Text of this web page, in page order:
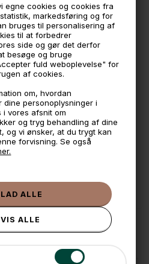
egne cookies og cookies fra
markedsføring og for
bruges til personalisering af
til at forbedrer
side og gør det derfor
besøge og bruge
fuld weboplevelse" for
af cookies.
om, hvordan
dine personoplysninger i
i vores afsnit om
og tryg behandling af dine
og vi ønsker, at du trygt kan
forvisning. Se også
størrelser og flere farver
samme dag på hverdage
★★★★★
fra 49,- med GLS
(24/7)
IDÉER